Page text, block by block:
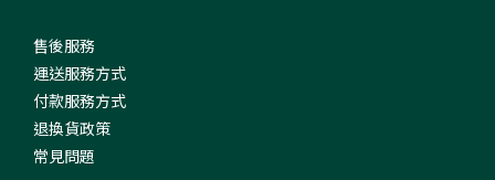
售後服務
運送服務方式
付款服務方式
退換貨政策
常見問題